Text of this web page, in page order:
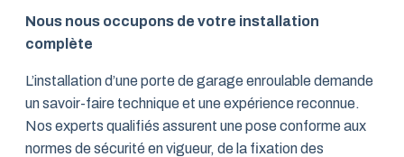
Nous nous occupons de votre installation
complète
L’installation d’une porte de garage enroulable demande
un savoir-faire technique et une expérience reconnue.
Nos experts qualifiés assurent une pose conforme aux
normes de sécurité en vigueur, de la fixation des